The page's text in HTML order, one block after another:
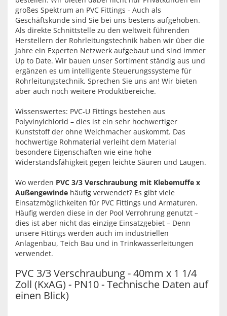
großes Spektrum an PVC Fittings - Auch als
Geschäftskunde sind Sie bei uns bestens aufgehoben.
Als direkte Schnittstelle zu den weltweit führenden
Herstellern der Rohrleitungstechnik haben wir über die
Jahre ein Experten Netzwerk aufgebaut und sind immer
Up to Date. Wir bauen unser Sortiment ständig aus und
ergänzen es um intelligente Steuerungssysteme für
Rohrleitungstechnik. Sprechen Sie uns an! Wir bieten
aber auch noch weitere Produktbereiche.
Wissenswertes: PVC-U Fittings bestehen aus
Polyvinylchlorid – dies ist ein sehr hochwertiger
Kunststoff der ohne Weichmacher auskommt. Das
hochwertige Rohmaterial verleiht dem Material
besondere Eigenschaften wie eine hohe
Widerstandsfähigkeit gegen leichte Säuren und Laugen.
Wo werden PVC 3/3 Verschraubung mit Klebemuffe x
Außengewinde häufig verwendet? Es gibt viele
Einsatzmöglichkeiten für PVC Fittings und Armaturen.
Häufig werden diese in der Pool Verrohrung genutzt –
dies ist aber nicht das einzige Einsatzgebiet – Denn
unsere Fittings werden auch im industriellen
Anlagenbau, Teich Bau und in Trinkwasserleitungen
verwendet.
PVC 3/3 Verschraubung - 40mm x 1 1/4
Zoll (KxAG) - PN10 - Technische Daten auf
einen Blick)